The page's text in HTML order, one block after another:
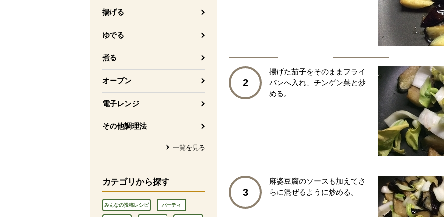
揚げる
ゆでる
煮る
オーブン
電子レンジ
その他調理法
一覧を見る
カテゴリから探す
みんなの投稿レシピ パーティ
2
揚げた茄子をそのままフライ
パンへ入れ、チンゲン菜と炒
める。
3
麻婆豆腐のソースも加えてさ
らに混ぜるように炒める。